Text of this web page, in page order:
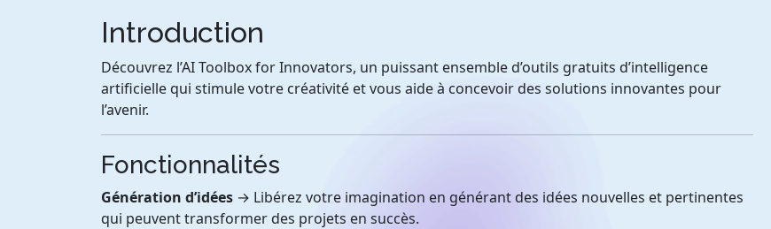
Introduction
Découvrez l’AI Toolbox for Innovators, un puissant ensemble d’outils gratuits d’intelligence
artificielle qui stimule votre créativité et vous aide à concevoir des solutions innovantes pour
l’avenir.
Fonctionnalités
Génération d’idées → Libérez votre imagination en générant des idées nouvelles et pertinentes
qui peuvent transformer des projets en succès.